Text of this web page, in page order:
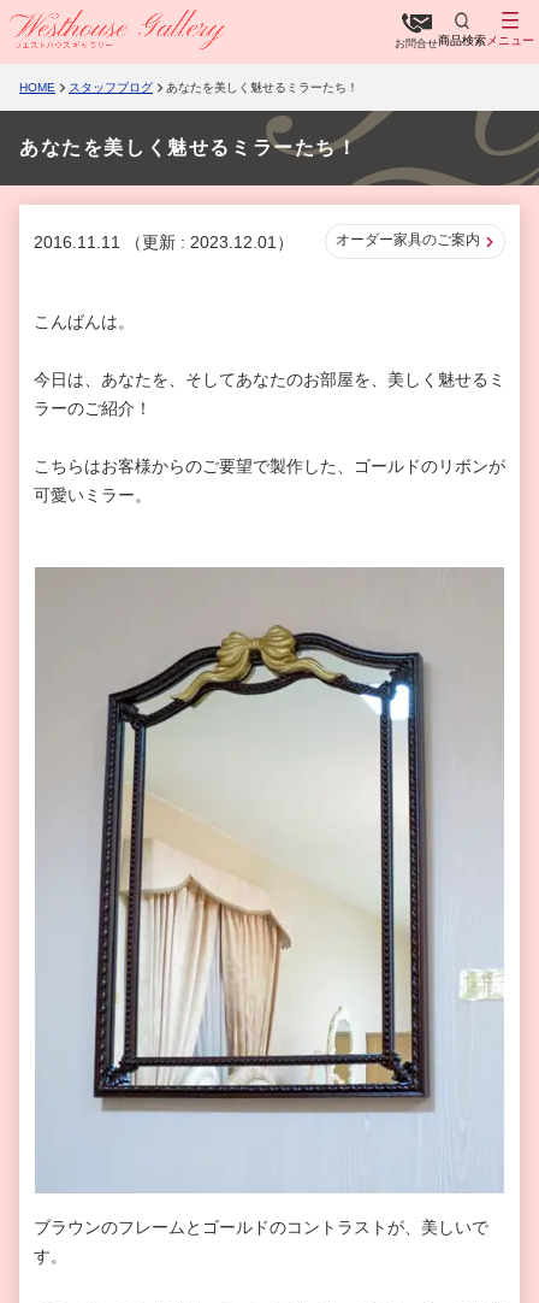
お問合せ商品検索 メニュー
HOME スタッフブログ あなたを美しく魅せるミラーたち！
あなたを美しく魅せるミラーたち！
2016.11.11 （更新 : 2023.12.01） オーダー家具のご案内
こんばんは。
今日は、あなたを、そしてあなたのお部屋を、美しく魅せるミ
ラーのご紹介！
こちらはお客様からのご要望で製作した、ゴールドのリボンが
可愛いミラー。
ブラウンのフレームとゴールドのコントラストが、美しいで
す。